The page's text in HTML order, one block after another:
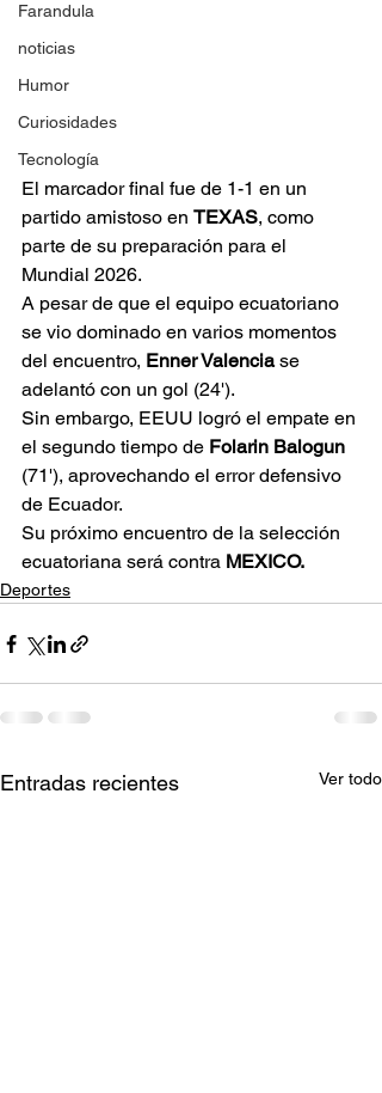
Farandula
noticias
Humor
Curiosidades
Tecnología
El marcador final fue de 1-1 en un
partido amistoso en TEXAS, como
parte de su preparación para el
Mundial 2026.
A pesar de que el equipo ecuatoriano
se vio dominado en varios momentos
del encuentro, Enner Valencia se
adelantó con un gol (24').
Sin embargo, EEUU logró el empate en
el segundo tiempo de Folarin Balogun
(71'), aprovechando el error defensivo
de Ecuador.
Su próximo encuentro de la selección
ecuatoriana será contra MEXICO.
Deportes
Entradas recientes Ver todo